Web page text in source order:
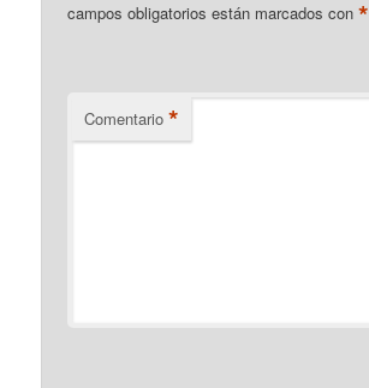
campos obligatorios están marcados con*
Comentario *